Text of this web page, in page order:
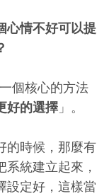
心情不好可以提
個核心的方法
好的選擇 」。
的時候，那麼有
統建立起來，
設定好，這樣當